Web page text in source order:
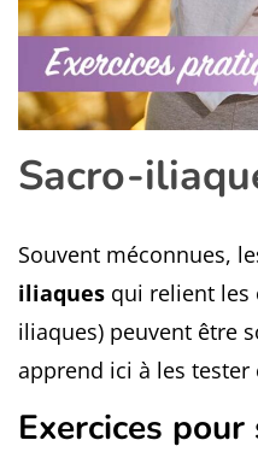
Sacro-
Souvent méconnues,
iliaques qui relient les
iliaques) peuvent être
apprend ici à les tester
Exercices